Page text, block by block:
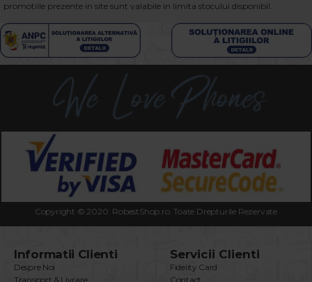
promotiile prezente in site sunt valabile in limita stocului disponibil.
Copyright © 2020. RobestShop.ro. Toate Drepturile Rezervate
Informatii Clienti
Despre Noi
Transport & Livrare
Servicii Clienti
Fidelity Card
Contact